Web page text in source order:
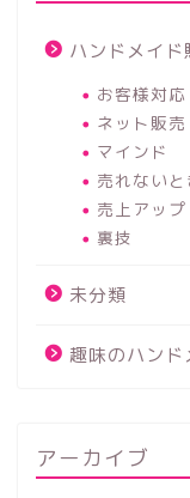
ハンドメイド
お客様対応
ネット販売
マインド
売れないと
売上アップ
裏技
未分類
趣味のハンド
アーカイブ